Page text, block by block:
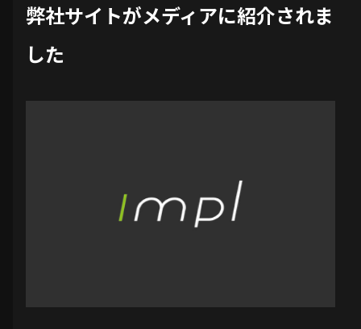
弊社サイトがメディアに紹介されま
した